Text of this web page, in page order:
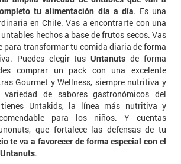
tu alimentación día a día. Es una
en Chile. Vas a encontrarte con una
hechos a base de frutos secos. Vas
para transformar tu comida diaria de forma
Puedes elegir tusUntanuts de forma
comprar un pack con una excelente
Gourmet y Wellness, siempre nutritiva y
de sabores gastronómicos del
tienes Untakids, la línea más nutritiva y
para los niños. Y cuentas
que fortalece las defensas de tu
te va a favorecer de forma especial con el
.